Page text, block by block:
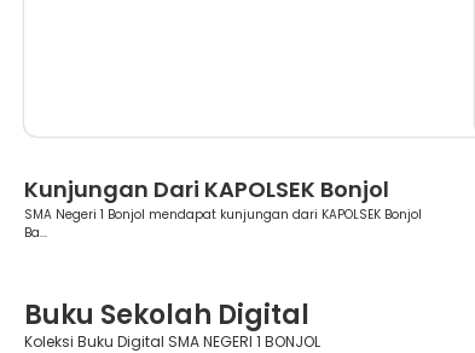
Kunjungan Dari KAPOLSEK Bonjol
SMA Negeri 1 Bonjol mendapat kunjungan dari KAPOLSEK Bonjol
Ba...
Buku Sekolah Digital
Koleksi Buku Digital SMA NEGERI 1 BONJOL